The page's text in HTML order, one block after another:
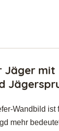
Jäger mit
Wandbild ist
mehr